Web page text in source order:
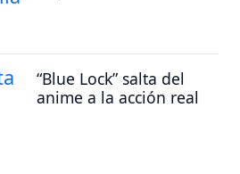
“Blue Lock” salta del
anime a la acción real